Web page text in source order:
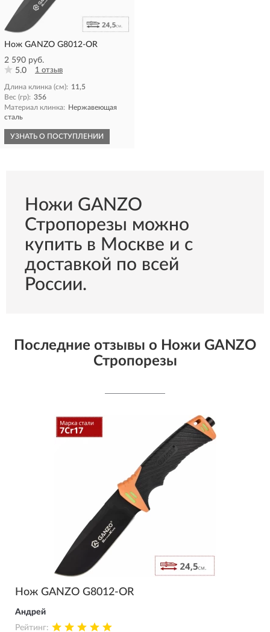
Нож GANZO G8012-OR
2 590 руб.
5.0
1 отзыв
Длина клинка (см): 11,5
Вес (гр): 356
Материал клинка: Нержавеющая
сталь
УЗНАТЬ О ПОСТУПЛЕНИИ
Ножи GANZO
Стропорезы можно
купить в Москве и с
доставкой по всей
России.
Последние отзывы о Ножи GANZO
Стропорезы
Нож GANZO G8012-OR
Андрей
Рейтинг: